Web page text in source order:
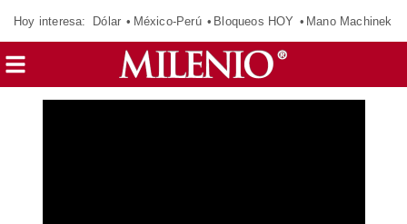
Hoy interesa: Dólar México-Perú Bloqueos HOY Mano Machinek